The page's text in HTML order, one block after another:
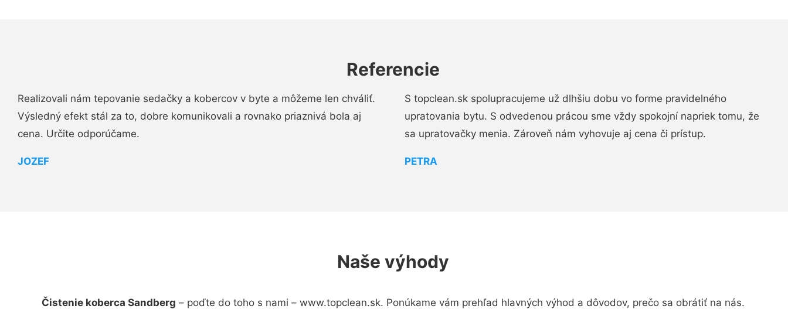
Referencie
Realizovali nám tepovanie sedačky a kobercov v byte a môžeme len chváliť.
Výsledný efekt stál za to, dobre komunikovali a rovnako priaznivá bola aj
cena. Určite odporúčame.
JOZEF
S topclean.sk spolupracujeme už dlhšiu dobu vo forme pravidelného
upratovania bytu. S odvedenou prácou sme vždy spokojní napriek tomu, že
sa upratovačky menia. Zároveň nám vyhovuje aj cena či prístup.
PETRA
Naše výhody
Čistenie koberca Sandberg – poďte do toho s nami – www.topclean.sk. Ponúkame vám prehľad hlavných výhod a dôvodov, prečo sa obrátiť na nás.